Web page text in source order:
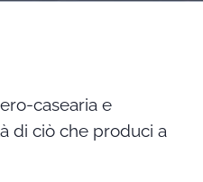
casearia e
di ciò che produci a